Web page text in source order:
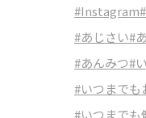
#Instagram
#あじさい#
#あんみつ#
#いつまでも
#いつまでも